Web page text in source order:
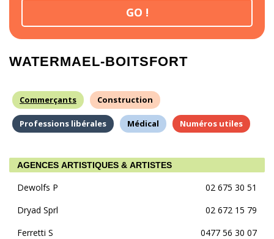
GO !
WATERMAEL-BOITSFORT
Commerçants Construction
Professions libérales Médical Numéros utiles
AGENCES ARTISTIQUES & ARTISTES
Dewolfs P
02 675 30 51
Dryad Sprl
02 672 15 79
Ferretti S
0477 56 30 07